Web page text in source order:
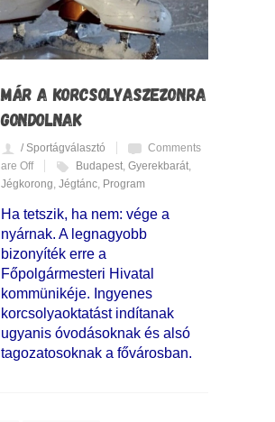
MÁR A KORCSOLYASZEZONRA
GONDOLNAK
/ Sportágválasztó
Comments
are Off
Budapest Gyerekbarát
Jégkorong Jégtánc Program
Ha tetszik, ha nem: vége a
nyárnak. A legnagyobb
bizonyíték erre a
Főpolgármesteri Hivatal
kommünikéje. Ingyenes
korcsolyaoktatást indítanak
ugyanis óvodásoknak és alsó
tagozatosoknak a fővárosban.